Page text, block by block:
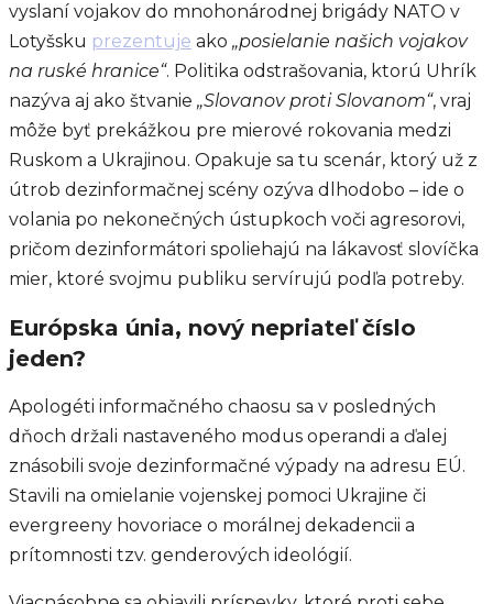
vyslaní vojakov do mnohonárodnej brigády NATO v
Lotyšsku prezentuje ako „posielanie našich vojakov
na ruské hranice“. Politika odstrašovania, ktorú Uhrík
nazýva aj ako štvanie „Slovanov proti Slovanom“, vraj
môže byť prekážkou pre mierové rokovania medzi
Ruskom a Ukrajinou. Opakuje sa tu scenár, ktorý už z
útrob dezinformačnej scény ozýva dlhodobo – ide o
volania po nekonečných ústupkoch voči agresorovi,
pričom dezinformátori spoliehajú na lákavosť slovíčka
mier, ktoré svojmu publiku servírujú podľa potreby.
Európska únia, nový nepriateľ číslo
jeden?
Apologéti informačného chaosu sa v posledných
dňoch držali nastaveného modus operandi a ďalej
znásobili svoje dezinformačné výpady na adresu EÚ.
Stavili na omielanie vojenskej pomoci Ukrajine či
evergreeny hovoriace o morálnej dekadencii a
prítomnosti tzv. genderových ideológií.